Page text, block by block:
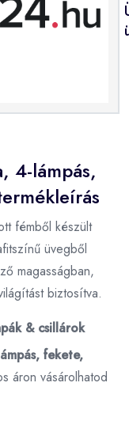
4-lámpás,
fémből készült
üvegből
magasságban,
biztosítva.
& csillárok
fekete,
áron vásárolhatod